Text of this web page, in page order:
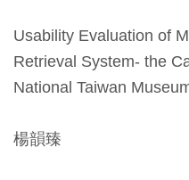
聲
明
首
Usability Evaluation of
Retrieval System- the
National Taiwan
楊韻臻